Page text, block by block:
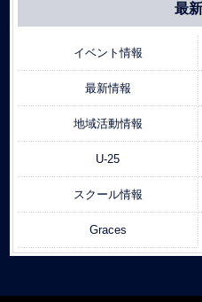
最
イベント情報
最新情報
地域活動情報
U-25
スクール情報
Graces